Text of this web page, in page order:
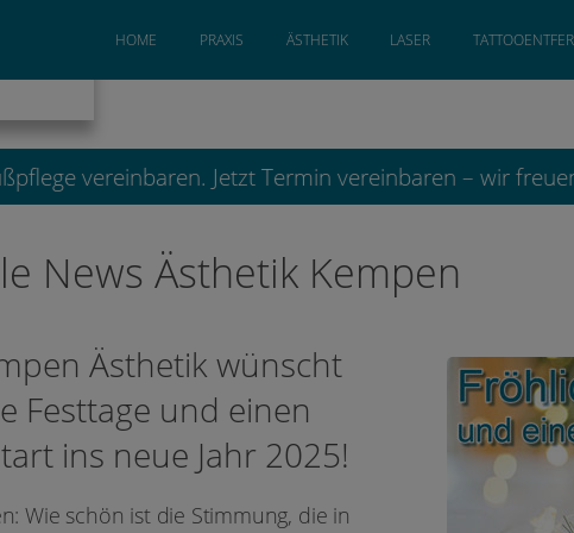
HOME PRAXIS ÄSTHETIK LASER
vereinbaren. Jetzt Termin vereinbaren – wir
News Ästhetik Kempen
Ästhetik wünscht
Festtage und einen
ins neue Jahr 2025!
Wie schön ist die Stimmung, die in